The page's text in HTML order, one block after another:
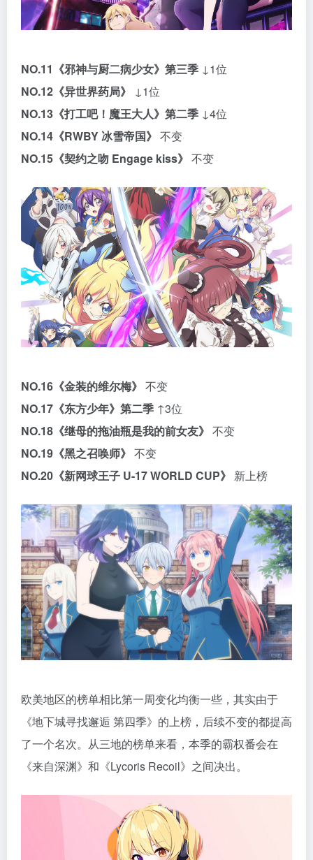
NO.11 《邪神与厨二病少女》第三季 ↓1位
NO.12 《异世界药局》
↓1位
NO.13 《打工吧！魔王大人》第二季 ↓4位
NO.14 《RWBY 冰雪帝国》 不变
NO.15 《契约之吻 Engage kiss》 不变
NO.16 《金装的维尔梅》 不变
NO.17 《东方少年》第二季 ↑3位
NO.18 《继母的拖油瓶是我的前女友》 不变
NO.19 《黑之召唤师》 不变
NO.20 《新网球王子 U-17 WORLD CUP》 新上榜
欧美地区的榜单相比第一周变化均衡一些，其实由于
《地下城寻找邂逅 第四季》的上榜，后续不变的都提高
了一个名次。从三地的榜单来看，本季的霸权番会在
《来自深渊》和《Lycoris Recoil》之间决出。